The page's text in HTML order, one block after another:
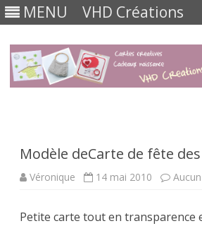
MENU VHD Créations
Modèle deCarte de fête
Véronique 14 mai 2010
Petite carte tout en transparence